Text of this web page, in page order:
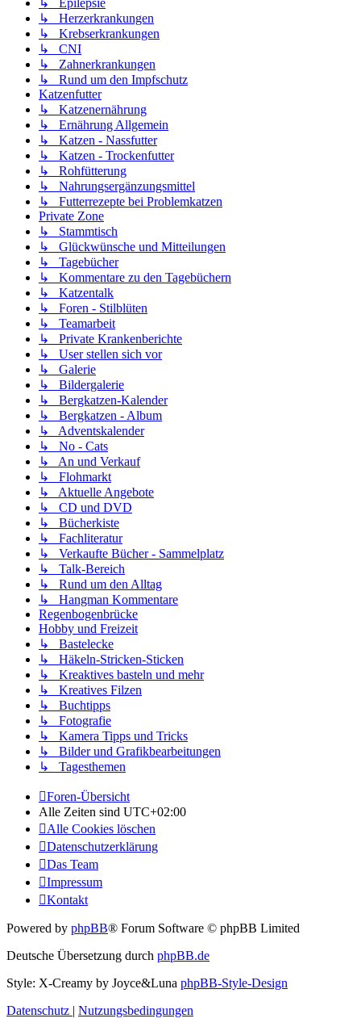
↳ Epilepsie
↳ Herzerkrankungen
↳ Krebserkrankungen
↳ CNI
↳ Zahnerkrankungen
↳ Rund um den Impfschutz
Katzenfutter
↳ Katzenernährung
↳ Ernährung Allgemein
↳ Katzen - Nassfutter
↳ Katzen - Trockenfutter
↳ Rohfütterung
↳ Nahrungsergänzungsmittel
↳ Futterrezepte bei Problemkatzen
Private Zone
↳ Stammtisch
↳ Glückwünsche und Mitteilungen
↳ Tagebücher
↳ Kommentare zu den Tagebüchern
↳ Katzentalk
↳ Foren - Stilblüten
↳ Teamarbeit
↳ Private Krankenberichte
↳ User stellen sich vor
↳ Galerie
↳ Bildergalerie
↳ Bergkatzen-Kalender
↳ Bergkatzen - Album
↳ Adventskalender
↳ No - Cats
↳ An und Verkauf
↳ Flohmarkt
↳ Aktuelle Angebote
↳ CD und DVD
↳ Bücherkiste
↳ Fachliteratur
↳ Verkaufte Bücher - Sammelplatz
↳ Talk-Bereich
↳ Rund um den Alltag
↳ Hangman Kommentare
Regenbogenbrücke
Hobby und Freizeit
↳ Bastelecke
↳ Häkeln-Stricken-Sticken
↳ Kreaktives basteln und mehr
↳ Kreatives Filzen
↳ Buchtipps
↳ Fotografie
↳ Kamera Tipps und Tricks
↳ Bilder und Grafikbearbeitungen
↳ Tagesthemen
Foren-Übersicht
Alle Zeiten sind UTC+02:00
Alle Cookies löschen
Datenschutzerklärung
Das Team
Impressum
Kontakt
Powered by phpBB® Forum Software © phpBB Limited
Deutsche Übersetzung durch phpBB.de
Style: X-Creamy by Joyce&Luna phpBB-Style-Design
Datenschutz | Nutzungsbedingungen